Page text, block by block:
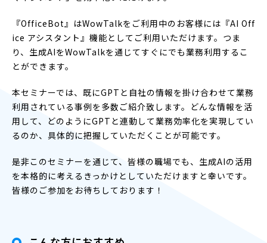
『OfficeBot』はWowTalkをご利用中のお客様には『AI Off
ice アシスタント』機能としてご利用いただけます。つま
り、生成AIをWowTalkを通じてすぐにでも業務利用するこ
とができます。
本セミナーでは、既にGPTと自社の情報を掛け合わせて業務
利用されている事例を多数ご紹介致します。どんな情報を活
用して、どのようにGPTと連動して業務効率化を実現してい
るのか、具体的に把握していただくことが可能です。
是非このセミナーを通じて、皆様の職場でも、生成AIの活用
を本格的に考えるきっかけとしていただけますと幸いです。
皆様のご参加をお待ちしております！